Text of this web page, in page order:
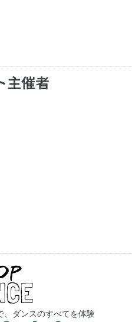
主催者
、ダンスのすべてを体験